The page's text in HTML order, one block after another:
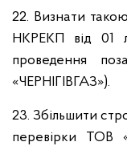
22. Визнати
НКРЕКП від
проведення
«ЧЕРНІГІВГАЗ»).
23. Збільшити
перевірки ТОВ